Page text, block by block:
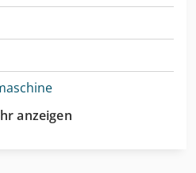
anzeigen